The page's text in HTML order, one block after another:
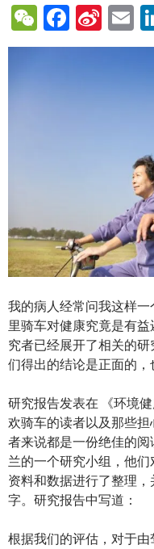
W
e
F
ac
Si
n
W
E
m
我的病人经常问我这样
里骑车对健康究竟是有
究者已经展开了相关的
们得出的结论是正面的，
研究报告发表在 《环境
欢骑车的读者以及那些
者来说都是一份绝佳的
兰的一个研究小组，他
资料和数据进行了整理
字。研究报告中写道：
根据我们的评估，对于